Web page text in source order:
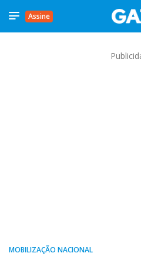
Assine
MOBILIZAÇÃO NACIONAL